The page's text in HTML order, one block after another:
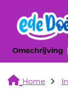
Omschrijving
Home